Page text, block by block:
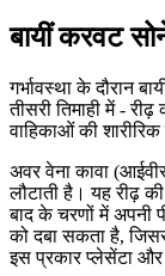
बायीं करवट
गर्भावस्था के दौरान
तीसरी तिमाही में -
वाहिकाओं की
अवर वेना कावा
लौटाती है। यह रीढ़
बाद के चरणों में अपनी
को दबा सकता है,
इस प्रकार प्लेसेंटा और